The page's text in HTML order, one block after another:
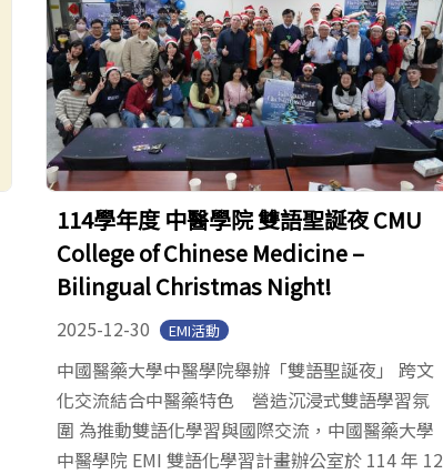
114學年度 中醫學院 雙語聖誕夜 CMU
College of Chinese Medicine –
Bilingual Christmas Night!
2025-12-30 EMI活動
中國醫藥大學中醫學院舉辦「雙語聖誕夜」 跨文
化交流結合中醫藥特色 營造沉浸式雙語學習氛
圍 為推動雙語化學習與國際交流，中國醫藥大學
中醫學院 EMI 雙語化學習計畫辦公室於 114 年 12